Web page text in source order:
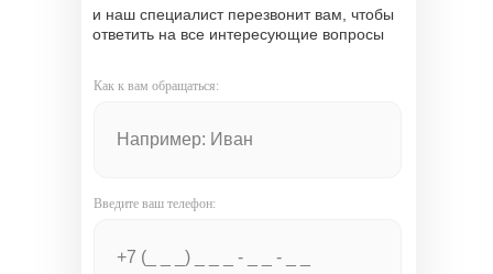
Как к вам обращаться:
Введите ваш телефон:
и наш специалист перезвонит вам, чтобы
ответить на все интересующие вопросы